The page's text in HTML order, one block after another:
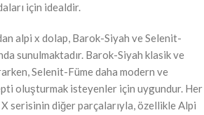
için idealdir.
alpi x dolap, Barok-Siyah ve Selenit-
sunulmaktadır. Barok-Siyah klasik ve
Selenit-Füme daha modern ve
oluşturmak isteyenler için uygundur. Her
serisinin diğer parçalarıyla, özellikle Alpi